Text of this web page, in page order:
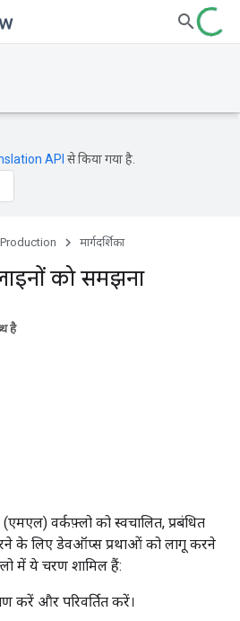
API से किया गया है.
मार्गदर्शिका
को समझना
है
वर्कफ़्लो को स्वचालित, प्रबंधित
के लिए डेवऑप्स प्रथाओं को लागू करने
में ये चरण शामिल हैं:
करें और परिवर्तित करें।